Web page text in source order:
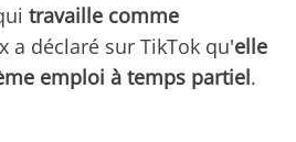
travaille comme
a déclaré sur TikTok qu'elle
emploi à temps partiel.